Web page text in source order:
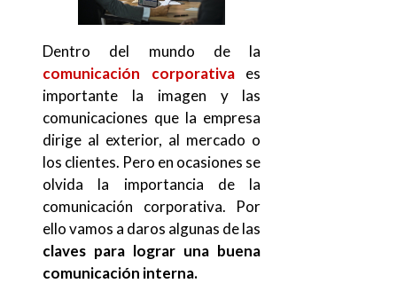
Dentro del mundo de la
comunicación corporativaes
importante la imagen y las
comunicaciones que la empresa
dirige al exterior, al mercado o
los clientes. Pero en ocasiones se
olvida la importancia de la
comunicación corporativa. Por
ello vamos a daros algunas de las
claves para lograr una buena
comunicación interna.